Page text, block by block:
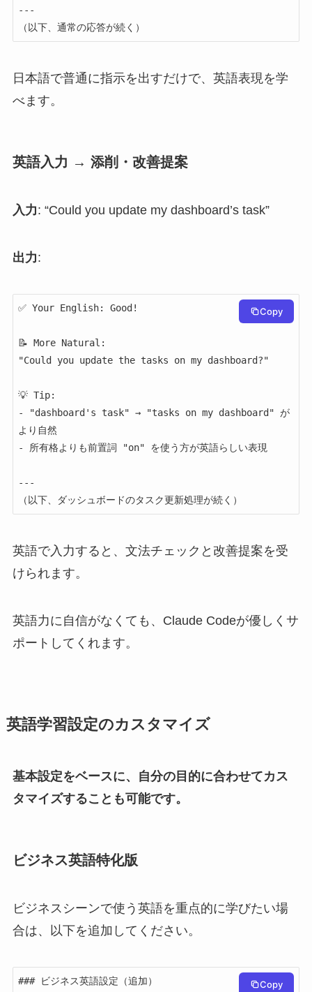
---
（以下、通常の応答が続く）
日本語で普通に指示を出すだけで、英語表現を学
べます。
英語入力 → 添削・改善提案
入力: “Could you update my dashboard’s task”
出力:
✅ Your English: Good!
📝 More Natural:
"Could you update the tasks on my dashboard?"
💡 Tip:
- "dashboard's task" → "tasks on my dashboard" が
より自然
- 所有格よりも前置詞 "on" を使う方が英語らしい表現
---
（以下、ダッシュボードのタスク更新処理が続く）
Copy
英語で入力すると、文法チェックと改善提案を受
けられます。
英語力に自信がなくても、Claude Codeが優しくサ
ポートしてくれます。
英語学習設定のカスタマイズ
基本設定をベースに、自分の目的に合わせてカス
タマイズすることも可能です。
ビジネス英語特化版
ビジネスシーンで使う英語を重点的に学びたい場
合は、以下を追加してください。
### ビジネス英語設定（追加）
Copy